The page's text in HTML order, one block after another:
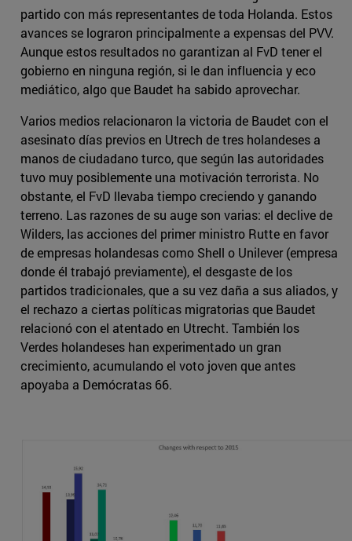
partido con más representantes de toda Holanda. Estos
avances se lograron principalmente a expensas del PVV.
Aunque estos resultados no garantizan al FvD tener el
gobierno en ninguna región, si le dan influencia y eco
mediático, algo que Baudet ha sabido aprovechar.
Varios medios relacionaron la victoria de Baudet con el
asesinato días previos en Utrech de tres holandeses a
manos de ciudadano turco, que según las autoridades
tuvo muy posiblemente una motivación terrorista. No
obstante, el FvD llevaba tiempo creciendo y ganando
terreno. Las razones de su auge son varias: el declive de
Wilders, las acciones del primer ministro Rutte en favor
de empresas holandesas como Shell o Unilever (empresa
donde él trabajó previamente), el desgaste de los
partidos tradicionales, que a su vez daña a sus aliados, y
el rechazo a ciertas políticas migratorias que Baudet
relacionó con el atentado en Utrecht. También los
Verdes holandeses han experimentado un gran
crecimiento, acumulando el voto joven que antes
apoyaba a Demócratas 66.